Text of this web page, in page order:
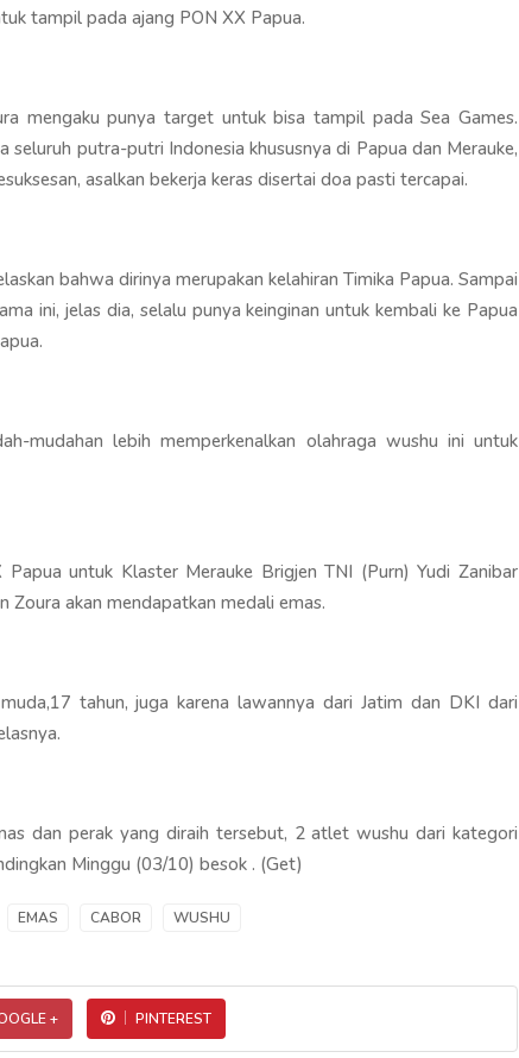
tampil pada ajang PON XX Papua.
mengaku punya target untuk bisa tampil pada Sea Games.
seluruh putra-putri Indonesia khususnya di Papua dan Merauke,
asalkan bekerja keras disertai doa pasti tercapai.
bahwa dirinya merupakan kelahiran Timika Papua. Sampai
ini, jelas dia, selalu punya keinginan untuk kembali ke Papua
mudahan lebih memperkenalkan olahraga wushu ini untuk
untuk Klaster Merauke Brigjen TNI (Purn) Yudi Zanibar
Zoura akan mendapatkan medali emas.
tahun, juga karena lawannya dari Jatim dan DKI dari
dan perak yang diraih tersebut, 2 atlet wushu dari kategori
Minggu (03/10) besok . (Get)
EMAS CABOR WUSHU
+ PINTEREST